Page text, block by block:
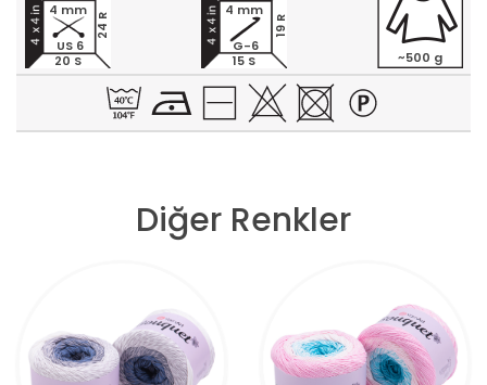
20 S
24 R
4 mm
US 6
15 S
19 R
4 mm
G-6
~500 g
Diğer Renkler